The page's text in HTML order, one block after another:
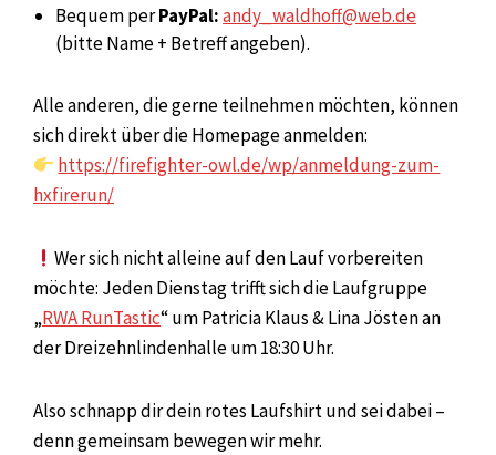
Bequem perPayPal:andy_waldhoff@web.de
(bitte Name + Betreff angeben).
Alle anderen, die gerne teilnehmen möchten, können
sich direkt über die Homepage anmelden:
https://firefighter-owl.de/wp/anmeldung-zum-
hxfirerun/
Wer sich nicht alleine auf den Lauf vorbereiten
möchte: Jeden Dienstag trifft sich die Laufgruppe
„RWA RunTastic“ um Patricia Klaus & Lina Jösten an
der Dreizehnlindenhalle um 18:30 Uhr.
Also schnapp dir dein rotes Laufshirt und sei dabei –
denn gemeinsam bewegen wir mehr.